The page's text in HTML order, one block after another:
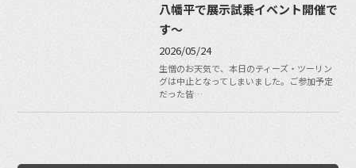
八幡平で展示試乗イベント開催で
す〜
2026/05/24
生憎のお天気で、本日のティーズ・ツーリン
グは中止となってしまいました。ご参加予定
だった皆…